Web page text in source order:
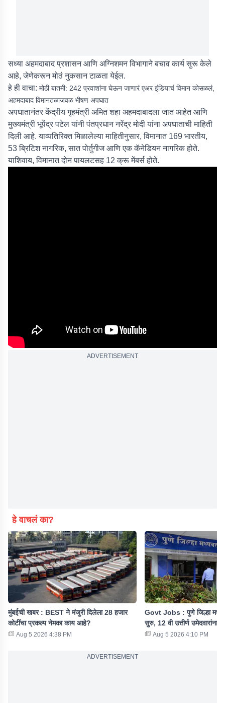
सध्या अहमदाबाद प्रशासन आणि अग्निशमन विभागाने बचाव कार्य सुरू केले
आहे, जेणेकरून मोठं नुकसान टाळता येईल.
हे ही वाचा: मोठी बातमी: 242 प्रवाशांना घेऊन जाणारं एअर इंडियाचं विमान कोसळलं,
अहमदाबाद विमानतळाजवळ भीषण अपघात
अपघातानंतर केंद्रीय गृहमंत्री अमित शहा अहमदाबादला जात आहेत आणि
मुख्यमंत्री भूपेंद्र पटेल यांनी पंतप्रधान नरेंद्र मोदी यांना अपघाताची माहिती
दिली आहे. याव्यतिरिक्त मिळालेल्या माहितीनुसार, विमानात 169 भारतीय,
53 ब्रिटिश नागरिक, सात पोर्तुगीज आणि एक कॅनेडियन नागरिक होते.
याशिवाय, विमानात दोन पायलटसह 12 क्रू मेंबर्स होते.
ADVERTISEMENT
हे वाचलं का?
मुंबईची खबर : BEST ने मंजुरी दिलेला 28 हजार
कोटींचा प्रकल्प नेमका काय आहे?
Aug 5 2026 4:38 PM
Govt Jobs : पुणे जिल्हा
सुरु, 12 वी उत्तीर्ण उमेदवारांना
Aug 5 2026 4:10 PM
ADVERTISEMENT